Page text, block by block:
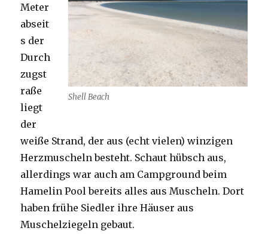
Shell Beach
Meter
abseit
s der
Durch
zugst
raße
liegt
der
weiße Strand, der aus (echt vielen) winzigen
Herzmuscheln besteht. Schaut hübsch aus,
allerdings war auch am Campground beim
Hamelin Pool bereits alles aus Muscheln. Dort
haben frühe Siedler ihre Häuser aus
Muschelziegeln gebaut.